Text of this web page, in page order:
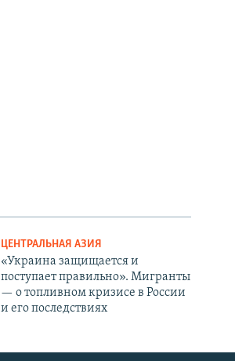
ЦЕНТРАЛЬНАЯ АЗИЯ
«Украина защищается и
поступает правильно». Мигранты
— о топливном кризисе в России
и его последствиях